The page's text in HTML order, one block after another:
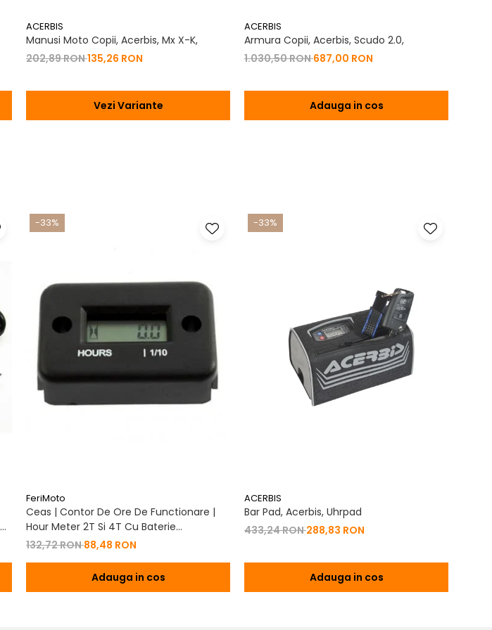
ACERBIS
Manusi Moto Copii, Acerbis, Mx X-K,
202,89 RON135,26 RON
Vezi Variante
ACERBIS
Armura Copii, Acerbis, Scudo 2.0,
1.030,50 RON687,00 RON
Adauga in cos
-33%
FeriMoto
Ceas | Contor De Ore De Functionare |
Hour Meter 2T Si 4T Cu Baterie
Schimbabila Pt. Motor Pe Benzina 2T | 4T
132,72 RON88,48 RON
Adauga in cos
-33%
ACERBIS
Bar Pad, Acerbis, Uhrpad
433,24 RON288,83 RON
Adauga in cos